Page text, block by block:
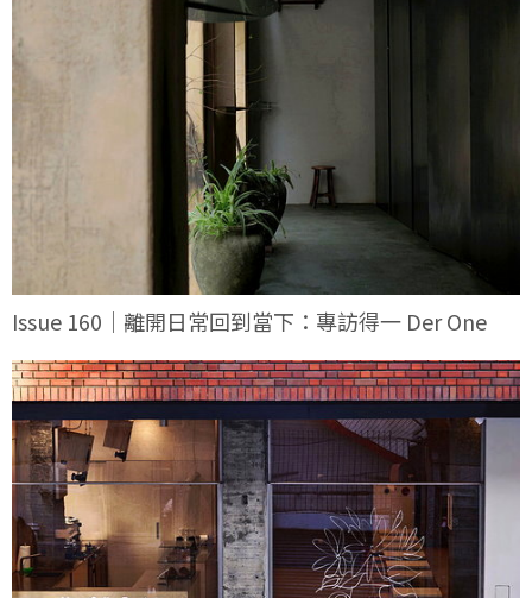
Issue 160｜離開日常回到當下：專訪得一 Der One